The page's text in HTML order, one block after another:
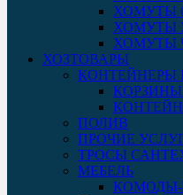
ХОМУТЫ
ХОМУТЫ
ХОМУТЫ
ХОЗТОВАРЫ
КОНТЕЙНЕРЫ
КОРЗИНЫ
ПОЛИВ
ПРОЧИЕ
ТРОСЫ
МЕБЕЛЬ